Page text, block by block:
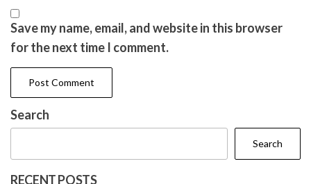
Save my name, email, and website in this browser
for the next time I comment.
Search
Search
RECENT POSTS